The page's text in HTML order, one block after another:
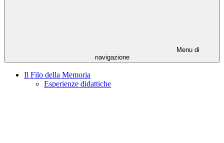
Menu di
navigazione
Il Filo della Memoria
Esperienze didattiche